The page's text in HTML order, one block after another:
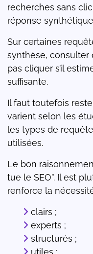
recherches sans
réponse
Sur certaines
synthèse, consulter
pas cliquer s’il
suffisante.
Il faut toutefois
varient selon les
les types de
utilisées.
Le bon
tue le SEO”. Il est
renforce la
clairs ;
experts ;
structurés ;